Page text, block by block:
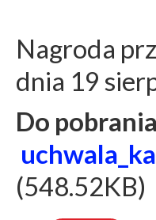
Nagroda
dnia 19
Do
(548.52KB)